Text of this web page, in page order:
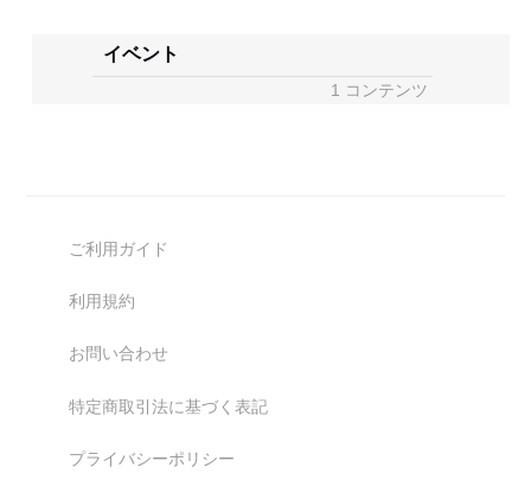
イベント
1 コンテンツ
ご利用ガイド
利用規約
お問い合わせ
特定商取引法に基づく表記
プライバシーポリシー